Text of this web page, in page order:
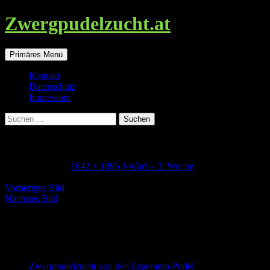
Zwergpudelzucht.at
Suchen
Primäres Menü Zum
Inhalt
Kontakt
Datenschutz
Impressum
Suchen
nach:
1642 × 1095 J-Wurf – 3. Woche
Vorheriges Bild
Nächstes Bild
Zwergpudelzucht von den Esperanto-Pudel